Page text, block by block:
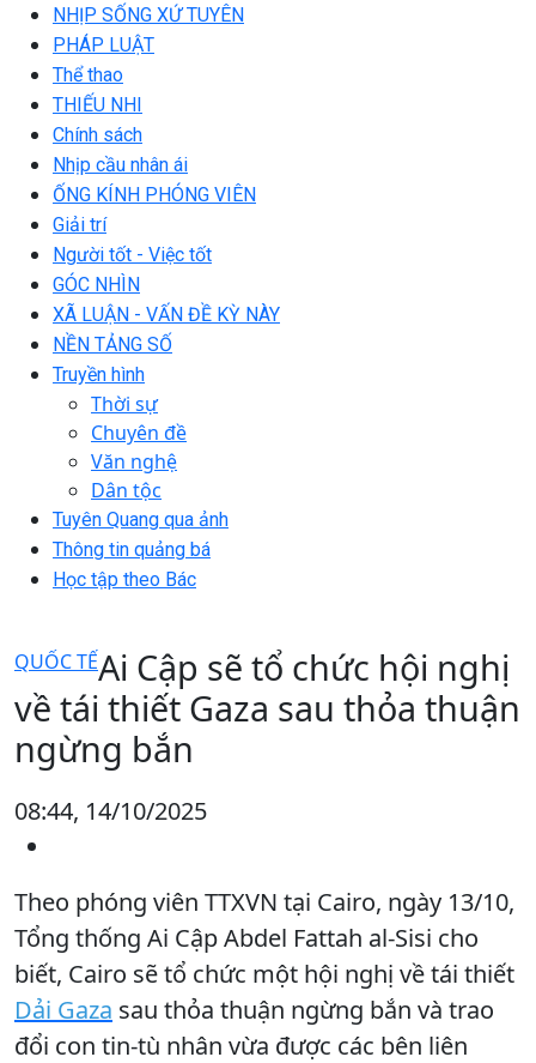
NHỊP SỐNG XỨ TUYÊN
PHÁP LUẬT
Thể thao
THIẾU NHI
Chính sách
Nhịp cầu nhân ái
ỐNG KÍNH PHÓNG VIÊN
Giải trí
Người tốt - Việc tốt
GÓC NHÌN
XÃ LUẬN - VẤN ĐỀ KỲ NÀY
NỀN TẢNG SỐ
Truyền hình
Thời sự
Chuyên đề
Văn nghệ
Dân tộc
Tuyên Quang qua ảnh
Thông tin quảng bá
Học tập theo Bác
QUỐC TẾAi Cập sẽ tổ chức hội nghị
về tái thiết Gaza sau thỏa thuận
ngừng bắn
08:44, 14/10/2025
Theo phóng viên TTXVN tại Cairo, ngày 13/10,
Tổng thống Ai Cập Abdel Fattah al-Sisi cho
biết, Cairo sẽ tổ chức một hội nghị về tái thiết
Dải Gaza sau thỏa thuận ngừng bắn và trao
đổi con tin-tù nhân vừa được các bên liên